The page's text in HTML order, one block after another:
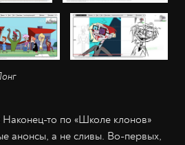
Наконец-то по «Школе клонов»
анонсы, а не сливы. Во-первых,